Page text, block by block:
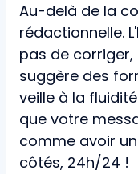
Au-delà de la
rédactionnelle.
pas de corriger,
suggère des
veille à la
que votre
comme avoir
côtés, 24h/24 !